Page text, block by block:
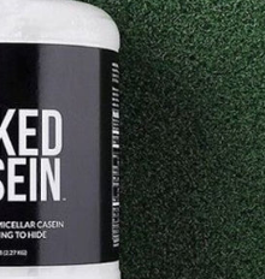
Meilleure Vente
pois
Whey en Poudre
collagène